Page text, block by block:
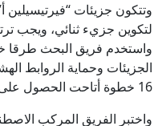
وتتكون جزيئات
لتكوين جزيء ثنائي، ويجب
واستخدم فريق البحث طرقا
الجزيئات وحماية الروابط
16 خطوة أتاحت الحصول على البنية الدقيقة المطلوبة.
واختبر الفريق المركب